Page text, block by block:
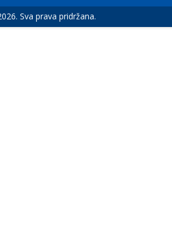
Sva prava pridržana.